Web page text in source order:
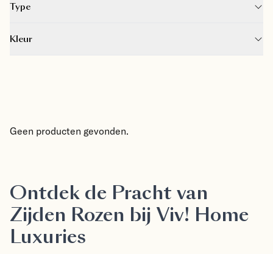
Type
Kleur
Geen producten gevonden.
Ontdek de Pracht van
Zijden Rozen bij Viv! Home
Luxuries